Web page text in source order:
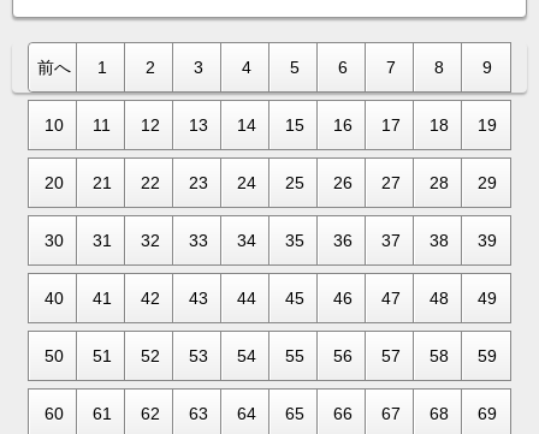
前へ 1 2 3 4 5 6 7 8 9
10 11 12 13 14 15 16 17 18 19
20 21 22 23 24 25 26 27 28 29
30 31 32 33 34 35 36 37 38 39
40 41 42 43 44 45 46 47 48 49
50 51 52 53 54 55 56 57 58 59
60 61 62 63 64 65 66 67 68 69